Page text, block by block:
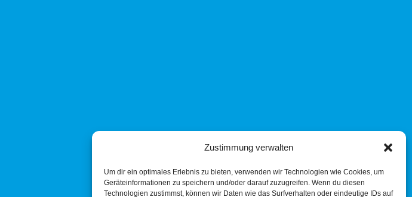
Zustimmung verwalten
Um dir ein optimales Erlebnis zu bieten, verwenden wir Technologien wie Cookies, um
Geräteinformationen zu speichern und/oder darauf zuzugreifen. Wenn du diesen
Technologien zustimmst, können wir Daten wie das Surfverhalten oder eindeutige IDs auf